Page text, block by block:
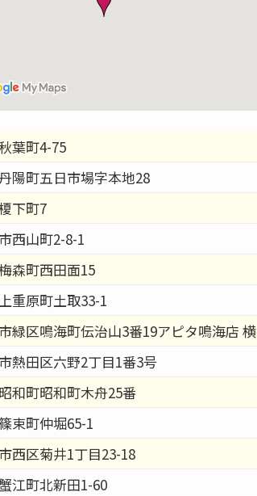
葉町4-75
陽町五日市場字本地28
下町7
西山町2-8-1
森町西田面15
重原町土取33-1
緑区鳴海町伝治山3番19アピタ鳴海店 横
熱田区六野2丁目1番3号
和町昭和町木舟25番
束町仲堀65-1
西区菊井1丁目23-18
江町北新田1-60